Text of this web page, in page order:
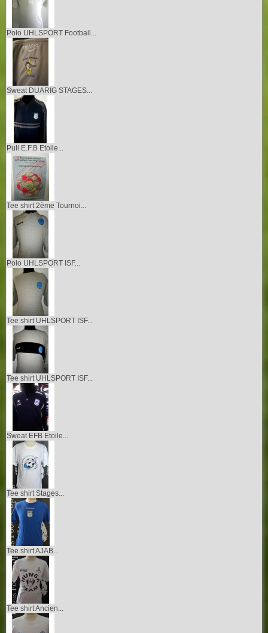
Polo UHLSPORT Football...
Sweat DUARIG STAGES...
Pull E.F.B Etoile...
Tee shirt 2ème Tournoi...
Polo UHLSPORT ISF...
Tee shirt UHLSPORT ISF...
Tee shirt UHLSPORT ISF...
Sweat EFB Etoile...
Tee shirt Stages...
Tee shirt AJAB...
Tee shirt Ancien...